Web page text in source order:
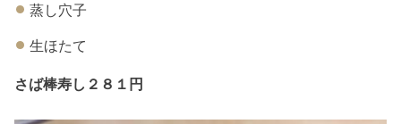
蒸し穴子
生ほたて
さば棒寿し２８１円